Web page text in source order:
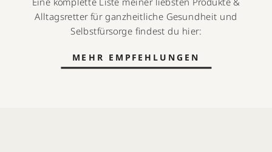
Alltagsretter für ganzheitliche Gesundheit und
Selbstfürsorge findest du hier:
MEHR EMPFEHLUNGEN